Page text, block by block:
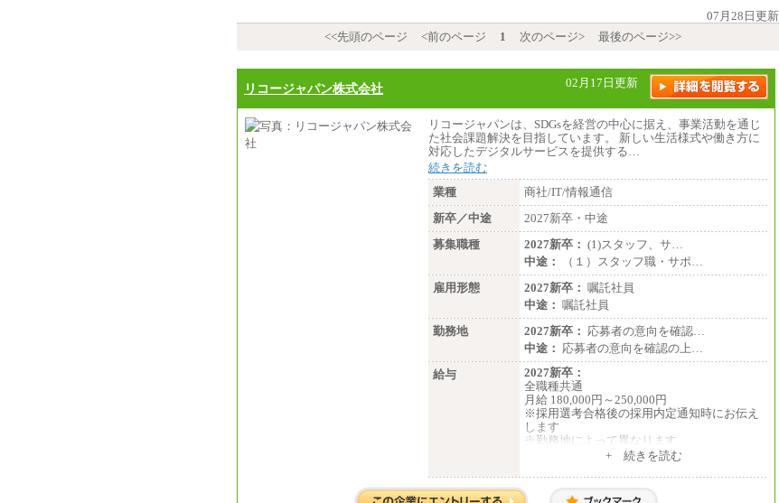
07月28日更新
<<先頭のページ
<前のページ 1 次のページ> 最後のページ>>
リコージャパン株式会社 02月17日更新
リコージャパンは、SDGsを経営の中心に据え、事業活動を通じ
た社会課題解決を目指しています。 新しい生活様式や働き方に
対応したデジタルサービスを提供する…
続きを読む
業種
商社/IT/情報通信
新卒／中途
2027新卒・中途
募集職種
2027新卒： (1)スタッフ、サ…
中途：
（１）スタッフ職・サポ…
雇用形態
2027新卒： 嘱託社員
中途： 嘱託社員
勤務地
2027新卒： 応募者の意向を確認…
中途： 応募者の意向を確認の上…
給与
2027新卒：
全職種共通
月給 180,000円～250,000円
※採用選考合格後の採用内定通知時にお伝え
します
※勤務地によって異なります
全職種共通
月給 200,000円～250,000円
+ 続きを読む